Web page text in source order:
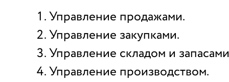
Управление продажами.
Управление закупками.
Управление складом и
Управление производством.